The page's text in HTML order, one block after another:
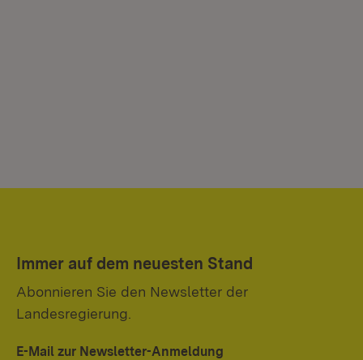
Immer auf dem neuesten Stand
Abonnieren Sie den Newsletter der
Landesregierung.
E-Mail zur Newsletter-Anmeldung